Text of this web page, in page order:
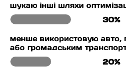
шукаю інші шляхи
30%
менше використовую авто,
або громадським
20%